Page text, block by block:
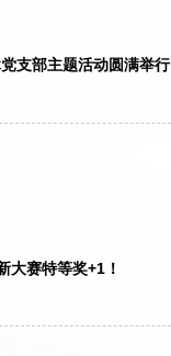
支部主题活动圆满举行
大赛特等奖+1！